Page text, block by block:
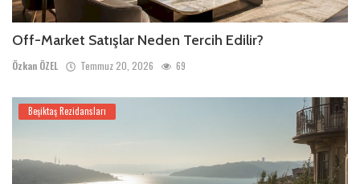
Off-Market Satışlar Neden Tercih Edilir?
Özkan ÖZEL Temmuz 20, 2026 69
Beşiktaş Rezidansları